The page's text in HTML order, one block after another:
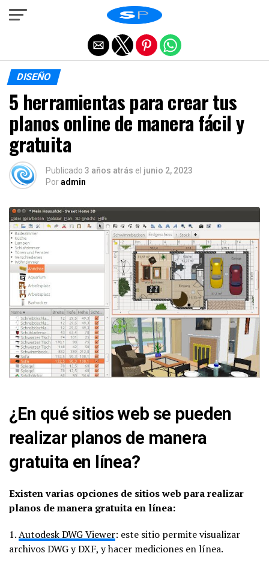
DISEÑO
5 herramientas para crear tus
planos online de manera fácil y
gratuita
Publicado 3 años atrás el junio 2, 2023
Poradmin
¿En qué sitios web se pueden
realizar planos de manera
gratuita en línea?
Existen varias opciones de sitios web para realizar
planos de manera gratuita en línea:
1.Autodesk DWG Viewer: este sitio permite visualizar
archivos DWG y DXF, y hacer mediciones en línea.
Salir de la versión móvil